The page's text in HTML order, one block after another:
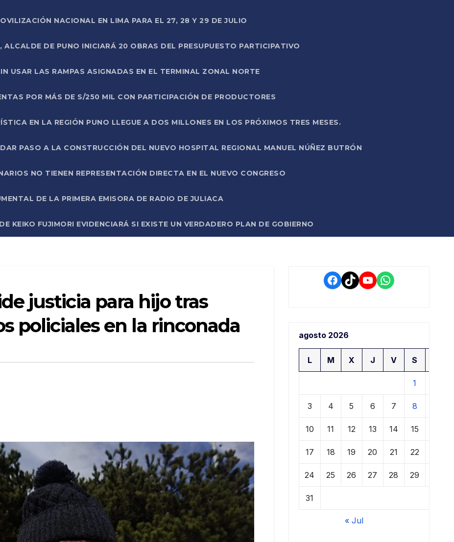
NACIONAL EN LIMA PARA EL 27, 28 Y 29 DE JULIO
ALCALDE DE PUNO INICIARÁ 20 OBRAS DEL PRESUPUESTO PARTICIPATIVO
USAR LAS RAMPAS ASIGNADAS EN EL TERMINAL ZONAL NORTE
POR MÁS DE S/250 MIL CON PARTICIPACIÓN DE PRODUCTORES
EN LA REGIÓN PUNO LLEGUE A DOS MILLONES EN LOS PRÓXIMOS TRES MESES.
PASO A LA CONSTRUCCIÓN DEL NUEVO HOSPITAL REGIONAL MANUEL NÚÑEZ BUTRÓN
NO TIENEN REPRESENTACIÓN DIRECTA EN EL NUEVO CONGRESO
DE LA PRIMERA EMISORA DE RADIO DE JULIACA
KEIKO FUJIMORI EVIDENCIARÁ SI EXISTE UN VERDADERO PLAN DE GOBIERNO
justicia para hijo tras
policiales en la rinconada
Facebook
TikTokYouTube
WhatsApp
agosto 2026
L M X J V S
1
3 4 5 6 7 8
10 11 12 13 14 15
17 18 19 20 21 22
24 25 26 27 28 29
31
« Jul